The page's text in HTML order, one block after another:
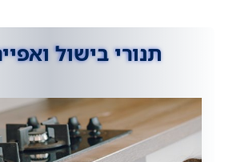
תנורי בישול